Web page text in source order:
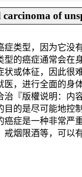
carcinoma of
类型，因为它没
型的癌症通常会
或体征，因此
，进行全面的身
『版權说明：
的是尽可能地控
症是一种非常
烟限酒等，可以